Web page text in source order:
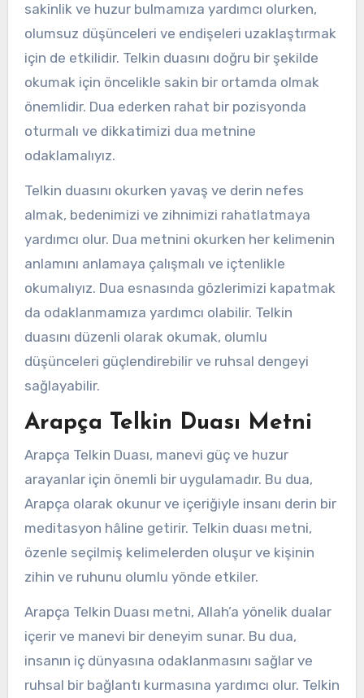
sakinlik ve huzur bulmamıza yardımcı olurken,
olumsuz düşünceleri ve endişeleri uzaklaştırmak
için de etkilidir. Telkin duasını doğru bir şekilde
okumak için öncelikle sakin bir ortamda olmak
önemlidir. Dua ederken rahat bir pozisyonda
oturmalı ve dikkatimizi dua metnine
odaklamalıyız.
Telkin duasını okurken yavaş ve derin nefes
almak, bedenimizi ve zihnimizi rahatlatmaya
yardımcı olur. Dua metnini okurken her kelimenin
anlamını anlamaya çalışmalı ve içtenlikle
okumalıyız. Dua esnasında gözlerimizi kapatmak
da odaklanmamıza yardımcı olabilir. Telkin
duasını düzenli olarak okumak, olumlu
düşünceleri güçlendirebilir ve ruhsal dengeyi
sağlayabilir.
Arapça Telkin Duası Metni
Arapça Telkin Duası, manevi güç ve huzur
arayanlar için önemli bir uygulamadır. Bu dua,
Arapça olarak okunur ve içeriğiyle insanı derin bir
meditasyon hâline getirir. Telkin duası metni,
özenle seçilmiş kelimelerden oluşur ve kişinin
zihin ve ruhunu olumlu yönde etkiler.
Arapça Telkin Duası metni, Allah’a yönelik dualar
içerir ve manevi bir deneyim sunar. Bu dua,
insanın iç dünyasına odaklanmasını sağlar ve
ruhsal bir bağlantı kurmasına yardımcı olur. Telkin